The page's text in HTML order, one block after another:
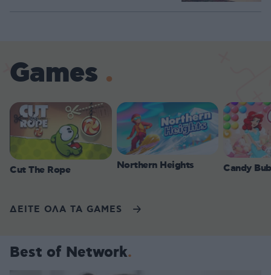
Games
Cut The Rope Northern Heights Candy
ΔΕΙΤΕ ΟΛΑ ΤΑ GAMES
Best of Network